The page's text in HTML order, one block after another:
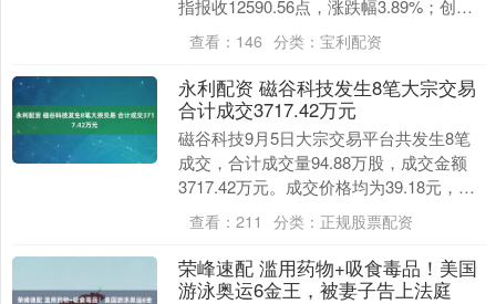
指报收12590.56点，涨跌幅3.89%；创业
板指报收2958.18点，....
查看： 146 分类： 宝利配资
永利配资 磁谷科技发生8笔大宗交易
合计成交3717.42万元
磁谷科技9月5日大宗交易平台共发生8笔
成交，合计成交量94.88万股，成交金额
3717.42万元。成交价格均为39.18元，相
对今日收盘价折价14.92%。 进....
查看： 211 分类： 正规股票配资
荣峰速配 滥用药物+吸食毒品！美国
游泳奥运6金王，被妻子告上法庭